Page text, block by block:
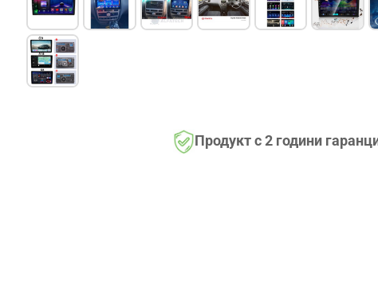
Продукт с 2 години